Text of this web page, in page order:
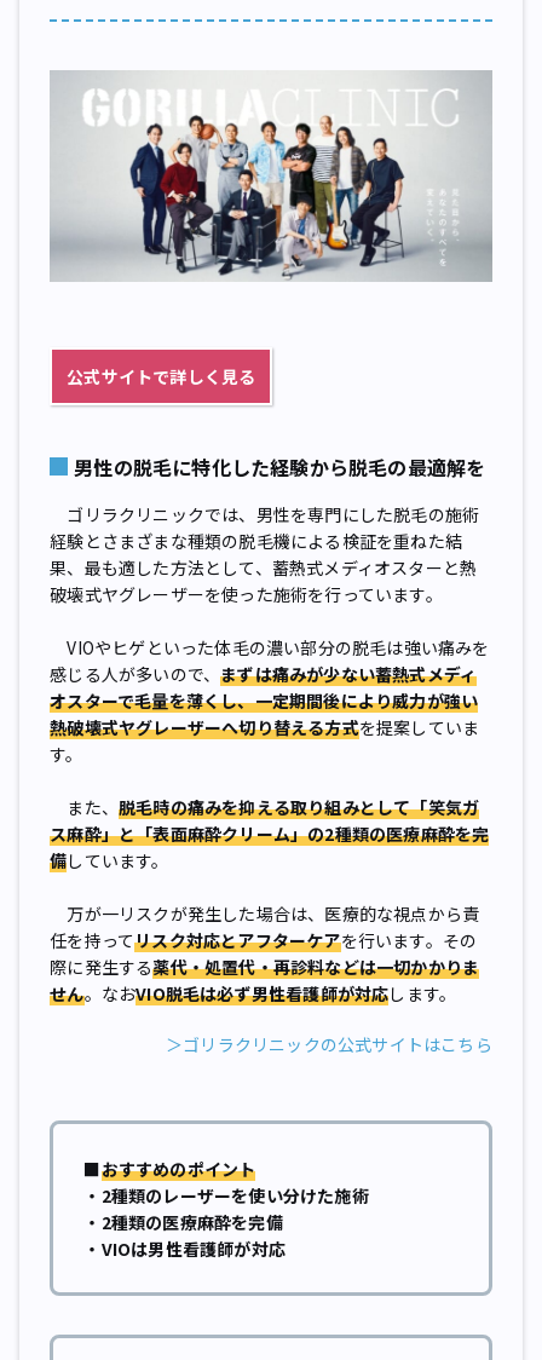
公式サイトで詳しく見る
男性の脱毛に特化した経験から脱毛の最適解を
ゴリラクリニックでは、男性を専門にした脱毛の施術
経験とさまざまな種類の脱毛機による検証を重ねた結
果、最も適した方法として、蓄熱式メディオスターと熱
破壊式ヤグレーザーを使った施術を行っています。
VIOやヒゲといった体毛の濃い部分の脱毛は強い痛みを
感じる人が多いので、まずは痛みが少ない蓄熱式メディ
オスターで毛量を薄くし、一定期間後により威力が強い
熱破壊式ヤグレーザーへ切り替える方式を提案していま
す。
また、 脱毛時の痛みを抑える取り組みとして「笑気ガ
ス麻酔」と「表面麻酔クリーム」の2種類の医療麻酔を完
備しています。
万が一リスクが発生した場合は、医療的な視点から責
任を持ってリスク対応とアフターケアを行います。その
際に発生する薬代・処置代・再診料などは一切かかりま
せん。なおVIO脱毛は必ず男性看護師が対応します。
＞ゴリラクリニックの公式サイトはこちら
■おすすめのポイント
・2種類のレーザーを使い分けた施術
・2種類の医療麻酔を完備
・VIOは男性看護師が対応